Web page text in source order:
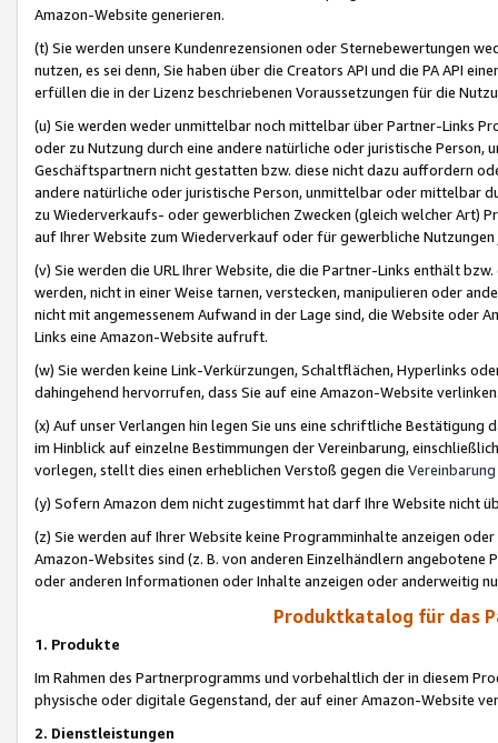
Amazon-Website generieren.
(t) Sie werden unsere Kundenrezensionen oder Sternebewertungen
nutzen, es sei denn, Sie haben über die Creators API und die PA API
erfüllen die in der Lizenz beschriebenen Voraussetzungen für die
(u) Sie werden weder unmittelbar noch mittelbar über Partner-Links
oder zu Nutzung durch eine andere natürliche oder juristische
Geschäftspartnern nicht gestatten bzw. diese nicht dazu auffordern
andere natürliche oder juristische Person, unmittelbar oder mittelbar
zu Wiederverkaufs- oder gewerblichen Zwecken (gleich welcher Art)
auf Ihrer Website zum Wiederverkauf oder für gewerbliche
(v) Sie werden die URL Ihrer Website, die die Partner-Links enthält
werden, nicht in einer Weise tarnen, verstecken, manipulieren oder
nicht mit angemessenem Aufwand in der Lage sind, die Website oder
Links eine Amazon-Website aufruft.
(w) Sie werden keine Link-Verkürzungen, Schaltflächen, Hyperlinks
dahingehend hervorrufen, dass Sie auf eine Amazon-Website
(x) Auf unser Verlangen hin legen Sie uns eine schriftliche
im Hinblick auf einzelne Bestimmungen der Vereinbarung,
vorlegen, stellt dies einen erheblichen Verstoß gegen die Vereinbarung
(y) Sofern Amazon dem nicht zugestimmt hat darf Ihre Website nicht
(z) Sie werden auf Ihrer Website keine Programminhalte anzeigen
Amazon-Websites sind (z. B. von anderen Einzelhändlern
oder anderen Informationen oder Inhalte anzeigen oder anderweitig
Produktkatalog für das
1. Produkte
Im Rahmen des Partnerprogramms und vorbehaltlich der in diesem
physische oder digitale Gegenstand, der auf einer Amazon-Website
2. Dienstleistungen